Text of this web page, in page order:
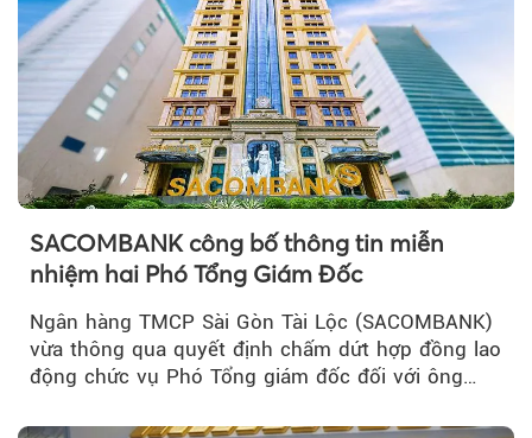
SACOMBANK công bố thông tin miễn
nhiệm hai Phó Tổng Giám Đốc
Ngân hàng TMCP Sài Gòn Tài Lộc (SACOMBANK)
vừa thông qua quyết định chấm dứt hợp đồng lao
động chức vụ Phó Tổng giám đốc đối với ông